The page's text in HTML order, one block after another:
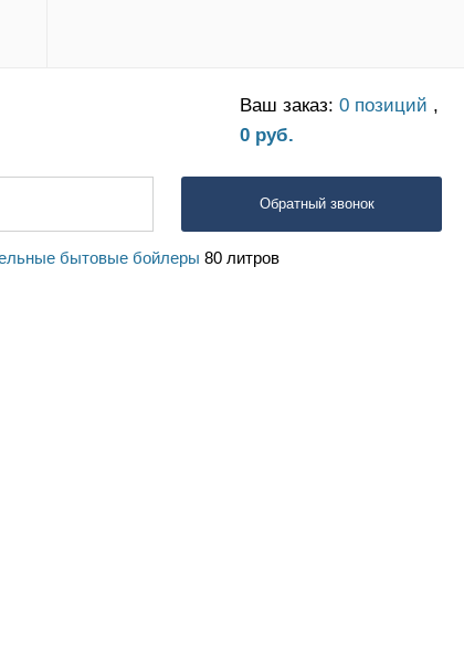
Ваш заказ: 0 позиций ,
0 руб.
Обратный звонок
бытовые бойлеры 80 литров